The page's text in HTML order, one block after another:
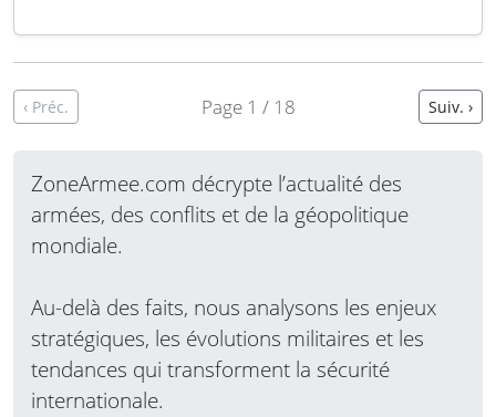
l’accès des chantiers nationaux, le recours aux
sur les dépenses de défense. Le député
‹ Préc. Page 1 / 18 Suiv. ›
ZoneArmee.com décrypte l’actualité des
armées, des conflits et de la géopolitique
mondiale.
Au-delà des faits, nous analysons les enjeux
stratégiques, les évolutions militaires et les
tendances qui transforment la sécurité
internationale.